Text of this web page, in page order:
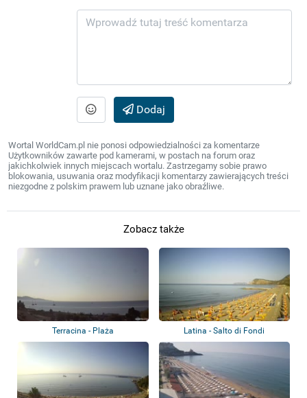
Dodaj
Wortal WorldCam.pl nie ponosi odpowiedzialności za komentarze
Użytkowników zawarte pod kamerami, w postach na forum oraz
jakichkolwiek innych miejscach wortalu. Zastrzegamy sobie prawo
blokowania, usuwania oraz modyfikacji komentarzy zawierających treści
niezgodne z polskim prawem lub uznane jako obraźliwe.
Zobacz także
Terracina - Plaża Latina - Salto di Fondi